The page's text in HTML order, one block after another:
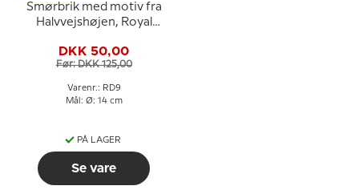
Smørbrik med motiv fra
Halvvejshøjen, Royal
DKK 50,00
Før: DKK 125,00
Varenr.: RD9
Mål: Ø: 14 cm
PÅ LAGER
Se vare